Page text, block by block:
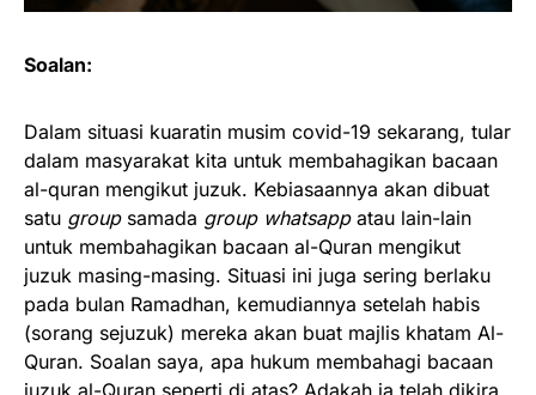
Soalan:
Dalam situasi kuaratin musim covid-19 sekarang, tular
dalam masyarakat kita untuk membahagikan bacaan
al-quran mengikut juzuk. Kebiasaannya akan dibuat
satu group samada group whatsappatau lain-lain
untuk membahagikan bacaan al-Quran mengikut
juzuk masing-masing. Situasi ini juga sering berlaku
pada bulan Ramadhan, kemudiannya setelah habis
(sorang sejuzuk) mereka akan buat majlis khatam Al-
Quran. Soalan saya, apa hukum membahagi bacaan
juzuk al-Quran seperti di atas? Adakah ia telah dikira